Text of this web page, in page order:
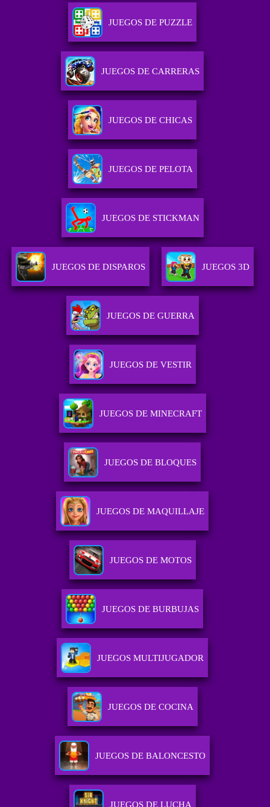
JUEGOS DE PUZZLE
JUEGOS DE CARRERAS
JUEGOS DE CHICAS
JUEGOS DE PELOTA
JUEGOS DE STICKMAN
JUEGOS DE DISPAROS JUEGOS 3D
JUEGOS DE GUERRA
JUEGOS DE VESTIR
JUEGOS DE MINECRAFT
JUEGOS DE BLOQUES
JUEGOS DE MAQUILLAJE
JUEGOS DE MOTOS
JUEGOS DE BURBUJAS
JUEGOS MULTIJUGADOR
JUEGOS DE COCINA
JUEGOS DE BALONCESTO
JUEGOS DE LUCHA